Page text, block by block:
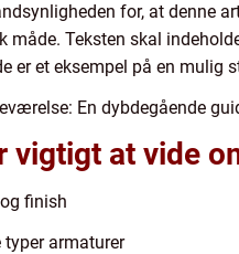
for, at denne
måde. Teksten skal
er et eksempel på en mulig
En dybdegående
vigtigt at vide
finish
armaturer